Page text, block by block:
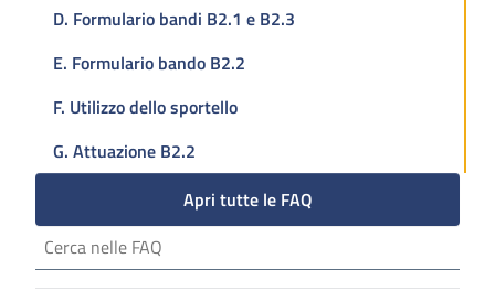
D. Formulario bandi B2.1 e B2.3
E. Formulario bando B2.2
F. Utilizzo dello sportello
G. Attuazione B2.2
Apri tutte le FAQ